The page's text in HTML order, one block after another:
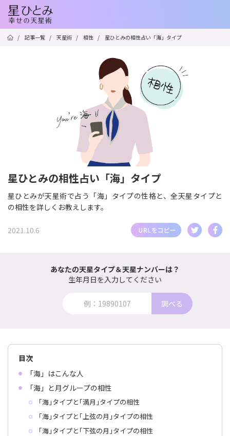
/ 記事一覧 / 天星術 / 相性 / 星ひとみの相性占い「海」タイプ
星ひとみの相性占い「海」タイプ
星ひとみが天星術で占う「海」タイプの性格と、全天星タイプと
の相性を詳しくお教えします。
2021.10.6
あなたの天星タイプ＆天星ナンバーは？
生年月日を入力してください
調べる
目次
「海」はこんな人
「海」と月グループの相性
｢海｣タイプと｢満月｣タイプの相性
｢海｣タイプと｢上弦の月｣タイプの相性
｢海｣タイプと｢下弦の月｣タイプの相性